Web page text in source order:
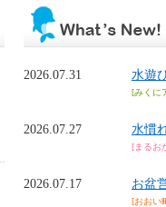
2026.07.31 水遊
[みくに
2026.07.27 水慣
[まるお
2026.07.17 お盆
[おおい